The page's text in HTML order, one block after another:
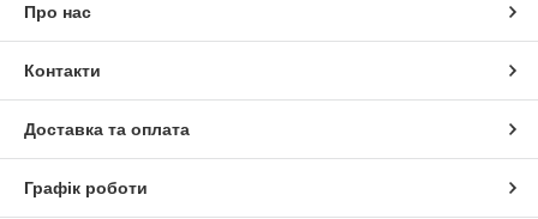
Про нас
Контакти
Доставка та оплата
Графік роботи